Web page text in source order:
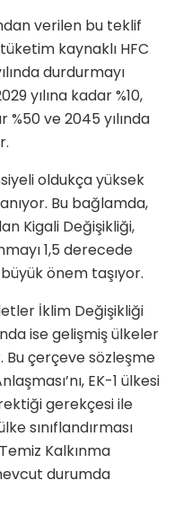
verilen bu teklif
kaynaklı HFC
durdurmayı
yılına kadar %10,
%50 ve 2045 yılında
oldukça yüksek
Bu bağlamda,
Kigali Değişikliği,
1,5 derecede
büyük önem taşıyor.
İklim Değişikliği
ise gelişmiş ülkeler
Bu çerçeve sözleşme
EK-1 ülkesi
gerekçesi ile
sınıflandırması
Kalkınma
durumda